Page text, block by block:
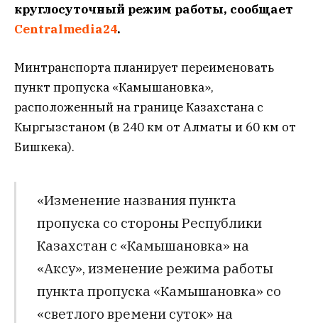
круглосуточный режим работы, сообщает
Сentralmedia24.
Минтранспорта планирует переименовать
пункт пропуска «Камышановка»,
расположенный на границе Казахстана с
Кыргызстаном (в 240 км от Алматы и 60 км от
Бишкека).
«Изменение названия пункта
пропуска со стороны Республики
Казахстан с «Камышановка» на
«Аксу», изменение режима работы
пункта пропуска «Камышановка» со
«светлого времени суток» на